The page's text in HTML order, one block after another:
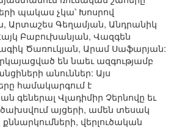
պակաս չկա՝ Խոսրով
Արտաշես Գեղամյան, Անդրանիկ
Բաբուխանյան, Վազգեն
Ծառուկյան, Արամ Սաֆարյան:
են նաեւ ազգությամբ
անուններ: Այս
համակարգում է
գեներալ Վլադիմիր Չերնովը եւ
այցերի, ամեն տեսակ
վերլուծական